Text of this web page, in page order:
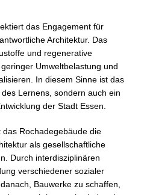
das Engagement für
Architektur. Das
und regenerative
Umweltbelastung und
In diesem Sinne ist das
Lernens, sondern auch ein
der Stadt Essen.
Rochadegebäude die
als gesellschaftliche
Durch interdisziplinären
verschiedener sozialer
Bauwerke zu schaffen,